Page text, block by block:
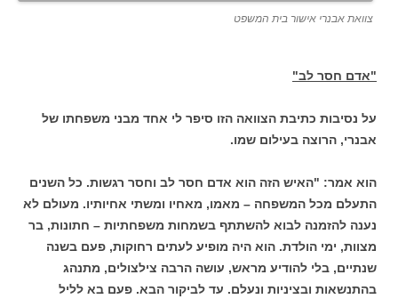
צוואת אבנרי אישור בית המשפט
"אדם חסר לב"
על נסיבות כתיבת הצוואה הזו סיפר לי אחד מבני משפחתו של
אבנרי, הרוצה בעילום שמו.
הוא אמר: "האיש הזה הוא אדם חסר לב וחסר רגשות. כל השנים
התעלם מכל המשפחה – מאמו, מאחיו ומשתי אחיותיו. מעולם לא
נענה להזמנה לבוא להשתתף בשמחות משפחתיות – חתונות, בר
מצוות, ימי הולדת. הוא היה מופיע לעתים רחוקות, פעם בשנה
שנתיים, בלי להודיע מראש, עושה הרבה צילצולים, מתנהג
בהתנשאות ובציניות ונעלם. עד לביקור הבא. פעם בא לליל